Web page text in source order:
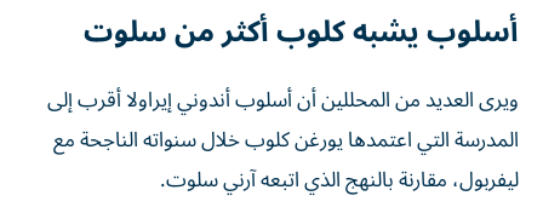
أسلوب يشبه كلوب أكثر من سلوت
ويرى العديد من المحللين أن أسلوب أندوني إيراولا أقرب إلى
المدرسة التي اعتمدها يورغن كلوب خلال سنواته الناجحة مع
ليفربول، مقارنة بالنهج الذي اتبعه آرني سلوت.